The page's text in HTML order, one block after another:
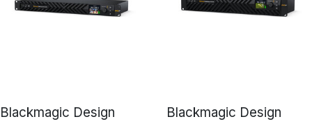
Blackmagic Design
Blackmagic Design